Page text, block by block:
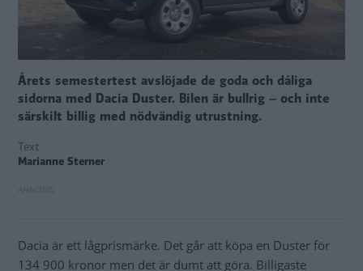
Årets semestertest avslöjade de goda och dåliga
sidorna med Dacia Duster. Bilen är bullrig – och inte
särskilt billig med nödvändig utrustning.
Text
Marianne Sterner
Dacia är ett lågprismärke. Det går att köpa en Duster för
134 900 kronor men det är dumt att göra. Billigaste